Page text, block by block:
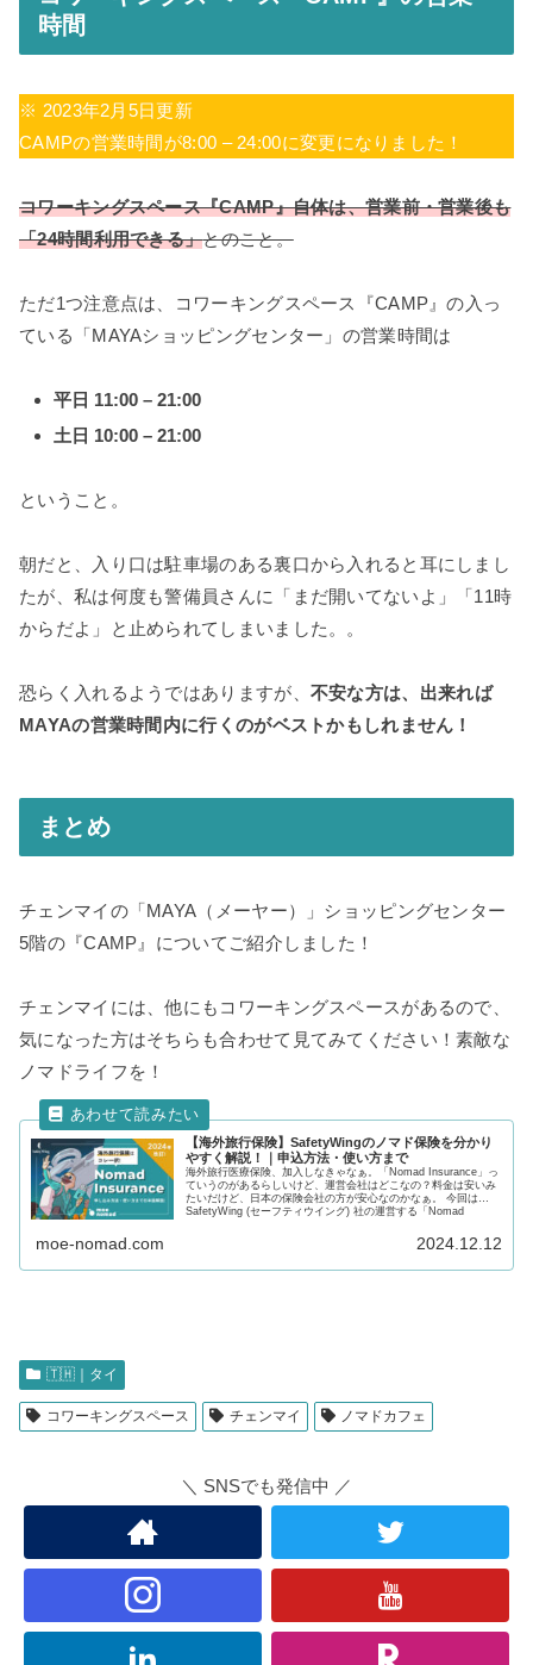
時間
※ 2023年2月5日更新
CAMPの営業時間が8:00 – 24:00に変更になりました！
コワーキングスペース『CAMP』自体は、営業前・営業後も
「24時間利用できる」とのこと。
ただ1つ注意点は、コワーキングスペース『CAMP』の入っ
ている「MAYAショッピングセンター」の営業時間は
平日 11:00 – 21:00
土日 10:00 – 21:00
ということ。
朝だと、入り口は駐車場のある裏口から入れると耳にしまし
たが、私は何度も警備員さんに「まだ開いてないよ」「11時
からだよ」と止められてしまいました。。
恐らく入れるようではありますが、 不安な方は、出来れば
MAYAの営業時間内に行くのがベストかもしれません！
まとめ
チェンマイの「MAYA（メーヤー）」ショッピングセンター
5階の『CAMP』についてご紹介しました！
チェンマイには、他にもコワーキングスペースがあるので、
気になった方はそちらも合わせて見てみてください！素敵な
ノマドライフを！
【海外旅行保険】SafetyWingのノマド保険を分かり
やすく解説！｜申込方法・使い方まで
海外旅行医療保険、加入しなきゃなぁ。「Nomad Insurance」っ
ていうのがあるらしいけど、運営会社はどこなの？料金は安いみ
たいだけど、日本の保険会社の方が安心なのかなぁ。 今回は
SafetyWing (セーフティウイング) 社の運営する「Nomad
ト、申込方法と治療を受けた後の使い方について、日本語で解説
moe-nomad.com 2024.12.12
🇹🇭｜タイ
コワーキングスペース チェンマイ ノマドカフェ
＼ SNSでも発信中 ／